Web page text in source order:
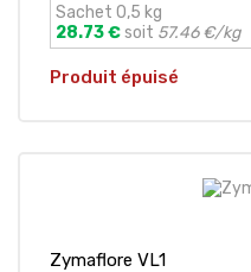
Sachet 0,5 kg
28.73 €soit 57.46 €/kg
Produit épuisé
Zymaflore VL1